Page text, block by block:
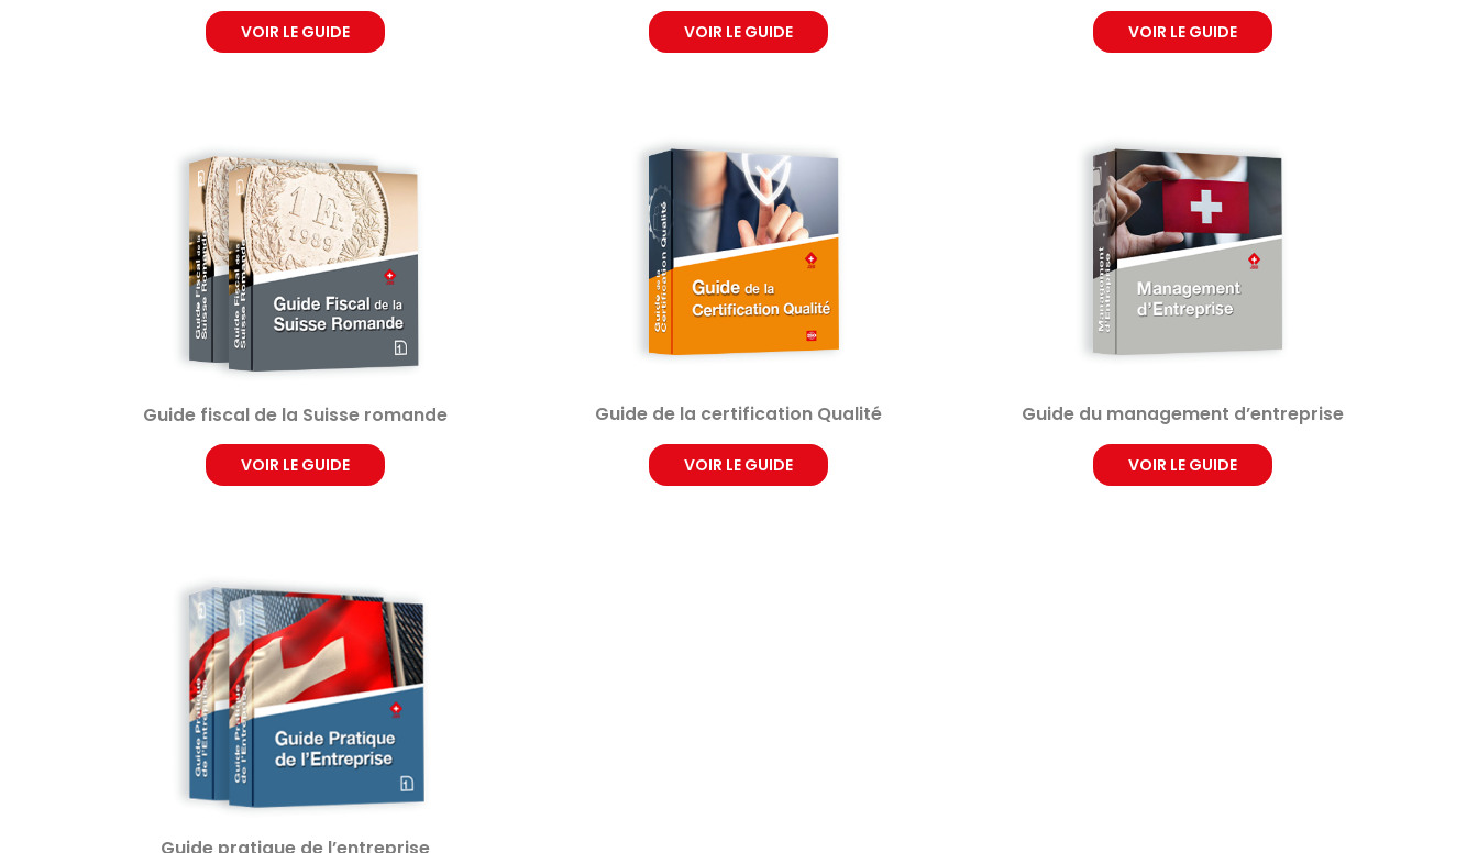
VOIR LE GUIDE VOIR LE GUIDE VOIR LE GUIDE
Guide fiscal de la Suisse romande
VOIR LE GUIDE
Guide de la certification Qualité
VOIR LE GUIDE
Guide du management d’entreprise
VOIR LE GUIDE
Guide pratique de l’entreprise